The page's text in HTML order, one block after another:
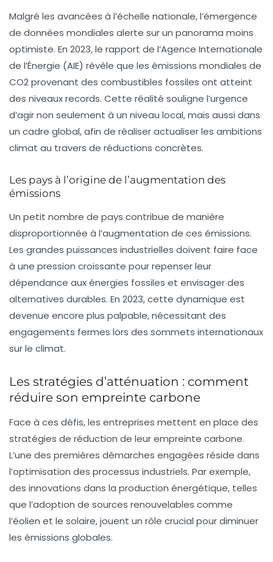
Malgré les avancées à l’échelle nationale, l’émergence
de données mondiales alerte sur un panorama moins
optimiste. En 2023, le rapport de l’Agence Internationale
de l’Énergie (AIE) révèle que les émissions mondiales de
CO2provenant des combustibles fossiles ont atteint
des niveaux records. Cette réalité souligne l’urgence
d’agir non seulement à un niveau local, mais aussi dans
un cadre global, afin de réaliser actualiser les ambitions
climat au travers de réductions concrètes.
Les pays à l’origine de l’augmentation des
émissions
Un petit nombre de pays contribue de manière
disproportionnée à l’augmentation de ces émissions.
Les grandes puissances industrielles doivent faire face
à une pression croissante pour repenser leur
dépendance aux énergies fossiles et envisager des
alternatives durables. En 2023, cette dynamique est
devenue encore plus palpable, nécessitant des
engagements fermes lors des sommets internationaux
sur le climat.
Les stratégies d’atténuation : comment
réduire son empreinte carbone
Face à ces défis, les entreprises mettent en place des
stratégies de réduction de leur empreinte carbone.
L’une des premières démarches engagées réside dans
l’optimisation des processus industriels. Par exemple,
des innovations dans la production énergétique, telles
que l’adoption de sources renouvelables comme
l’éolien et le solaire, jouent un rôle crucial pour diminuer
les émissions globales.